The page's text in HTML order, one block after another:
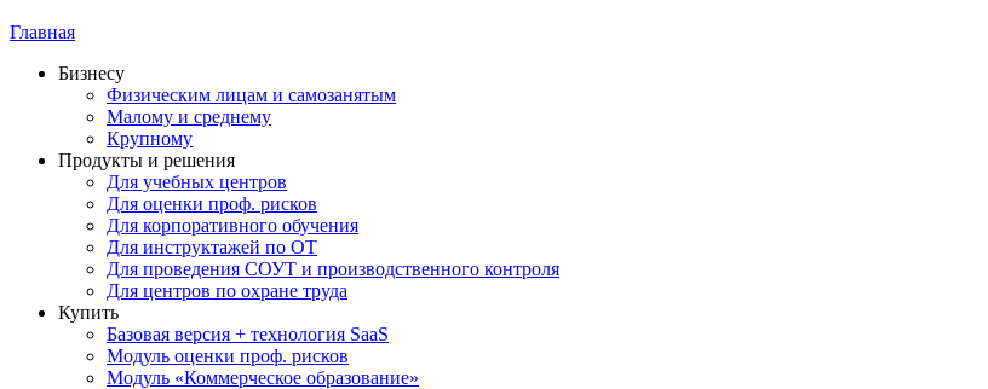
Главная
Бизнесу
Физическим лицам и самозанятым
Малому и среднему
Крупному
Продукты и решения
Для учебных центров
Для оценки проф. рисков
Для корпоративного обучения
Для инструктажей по ОТ
Для проведения СОУТ и производственного контроля
Для центров по охране труда
Купить
Базовая версия + технология SaaS
Модуль оценки проф. рисков
Модуль «Коммерческое образование»